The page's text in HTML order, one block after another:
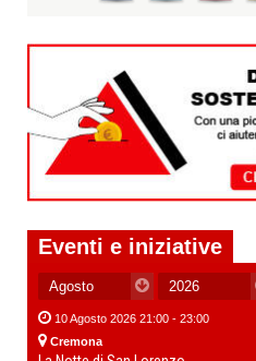
Eventi e iniziative
10 Agosto 2026 21:00 - 23:00
Cremona